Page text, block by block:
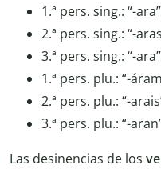
1.ª pers. sing.: “-
2.ª pers. sing.: “-
3.ª pers. sing.: “-
1.ª pers. plu.: “-
2.ª pers. plu.: “-
3.ª pers. plu.: “-
Las desinencias de los